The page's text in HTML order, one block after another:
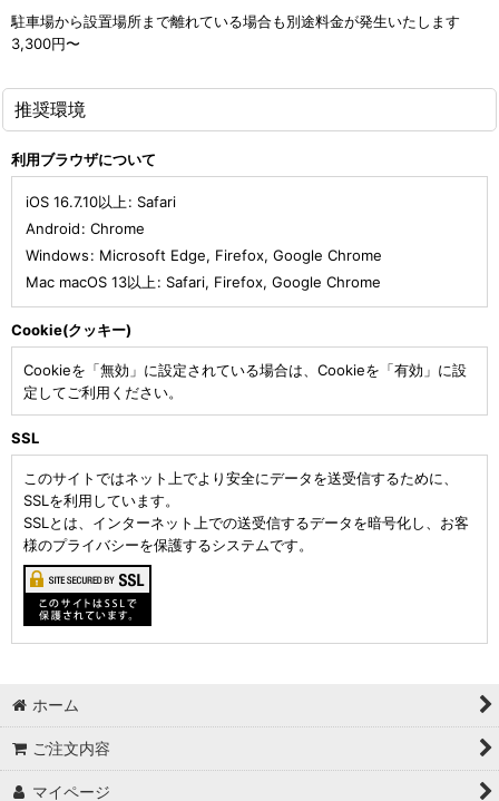
駐車場から設置場所まで離れている場合も別途料金が発生いたします
3,300円〜
推奨環境
利用ブラウザについて
iOS 16.7.10以上: Safari
Android: Chrome
Windows: Microsoft Edge, Firefox, Google Chrome
Mac macOS 13以上: Safari, Firefox, Google Chrome
Cookie(クッキー)
Cookieを「無効」に設定されている場合は、Cookieを「有効」に設
定してご利用ください。
SSL
このサイトではネット上でより安全にデータを送受信するために、
SSLを利用しています。
SSLとは、インターネット上での送受信するデータを暗号化し、お客
様のプライバシーを保護するシステムです。
ホーム
ご注文内容
マイページ